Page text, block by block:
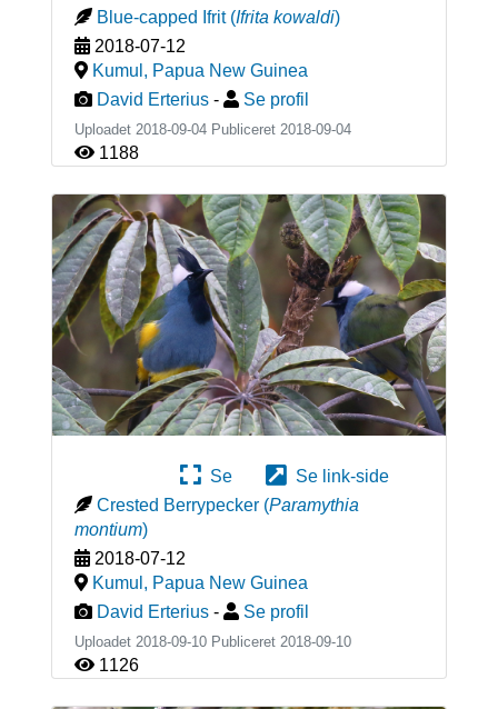
Blue-capped Ifrit (Ifrita kowaldi)
2018-07-12
Kumul , Papua New Guinea
David Erterius - Se profil
Uploadet 2018-09-04 Publiceret 2018-09-04
1188
Se
Se link-side
Crested Berrypecker (Paramythia
montium)
2018-07-12
Kumul , Papua New Guinea
David Erterius - Se profil
Uploadet 2018-09-10 Publiceret 2018-09-10
1126